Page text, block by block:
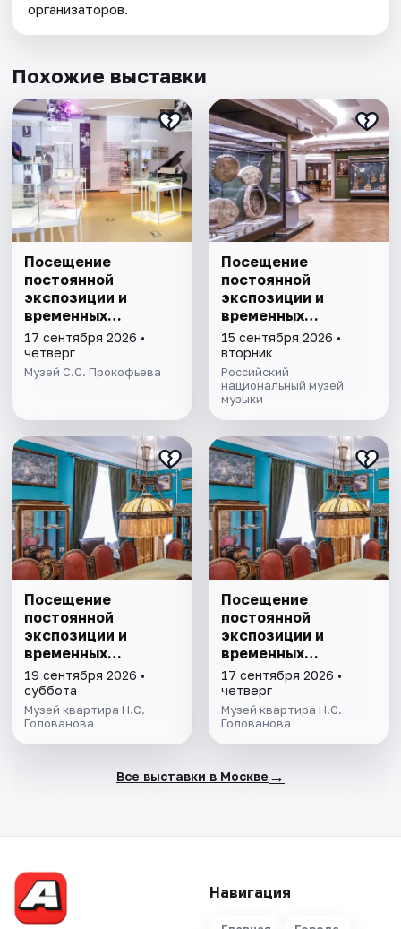
организаторов.
Похожие выставки
Посещение
постоянной
экспозиции и
временных
выставок музея
С.С. Прокофьева
17 сентября 2026 •
четверг
Музей С.С. Прокофьева
Посещение
постоянной
экспозиции и
временных
выставок Музея
музыки
15 сентября 2026 •
вторник
Российский
национальный музей
музыки
Посещение
постоянной
экспозиции и
временных
выставок музея-
квартиры Н.С.
Голованова
19 сентября 2026 •
суббота
Музей квартира Н.С.
Голованова
Посещение
постоянной
экспозиции и
временных
выставок музея-
квартиры Н.С.
Голованова
17 сентября 2026 •
четверг
Музей квартира Н.С.
Голованова
Все выставки в Москве →
Навигация